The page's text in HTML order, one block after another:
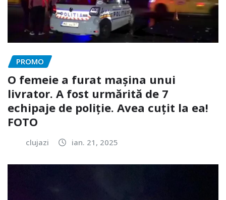
PROMO
O femeie a furat mașina unui
livrator. A fost urmărită de 7
echipaje de poliție. Avea cuțit la ea!
FOTO
clujazi ian. 21, 2025